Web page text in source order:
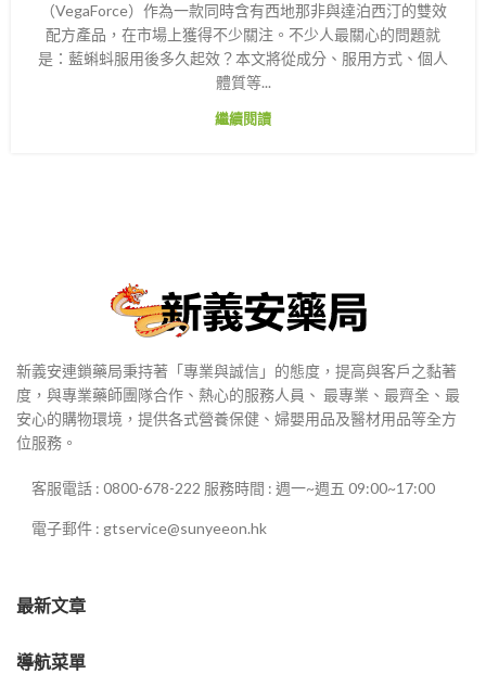
（VegaForce）作為一款同時含有西地那非與達泊西汀的雙效
配方產品，在市場上獲得不少關注。不少人最關心的問題就
是：藍蝌蚪服用後多久起效？本文將從成分、服用方式、個人
體質等...
繼續閱讀
新義安連鎖藥局秉持著「專業與誠信」的態度，提高與客戶之黏著
度，與專業藥師團隊合作、熱心的服務人員、 最專業、最齊全、最
安心的購物環境，提供各式營養保健、婦嬰用品及醫材用品等全方
位服務。
客服電話 : 0800-678-222 服務時間 : 週一~週五 09:00~17:00
電子郵件 : gtservice@sunyeeon.hk
最新文章
導航菜單